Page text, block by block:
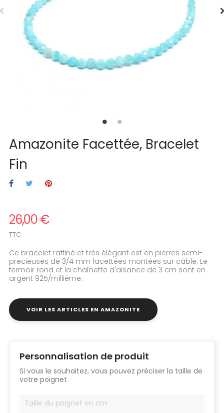
Amazonite Facettée, Bracelet
Fin
26,00 €
TTC
Ce bracelet raffiné et très élégant est en pierres semi-
precieuses de 3/4 mm facettées montées sur câble. Le
fermoir rond et la chaînette d'aisance de 3 cm sont en
argent 925/millième.
VOIR LES ARTICLES EN AMAZONITE
Personnalisation de produit
Si vous le souhaitez, vous pouvez préciser la taille de
votre poignet